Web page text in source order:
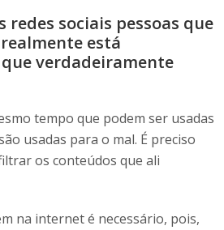
redes sociais pessoas que
está
verdadeiramente
tempo que podem ser usadas
usadas para o mal. É preciso
os conteúdos que ali
na internet é necessário, pois,